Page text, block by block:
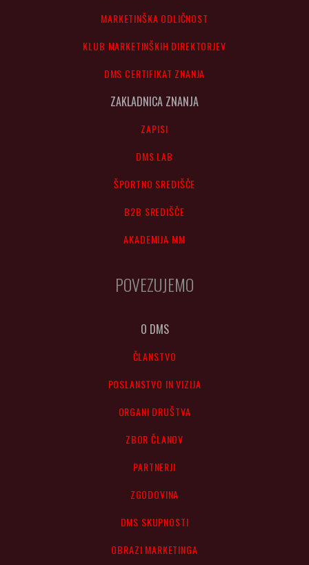
MARKETINŠKA ODLIČNOST
KLUB MARKETINŠKIH DIREKTORJEV
DMS CERTIFIKAT ZNANJA
ZAKLADNICA ZNANJA
ZAPISI
DMS LAB
ŠPORTNO SREDIŠČE
B2B SREDIŠČE
AKADEMIJA MM
POVEZUJEMO
O DMS
ČLANSTVO
POSLANSTVO IN VIZIJA
ORGANI DRUŠTVA
ZBOR ČLANOV
PARTNERJI
ZGODOVINA
DMS SKUPNOSTI
OBRAZI MARKETINGA